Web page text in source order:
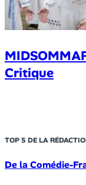
Critique
TOP 5 DE LA
De la Comédie-